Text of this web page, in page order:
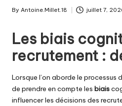
Posted
By Antoine.Millet.18 juillet 7,
Les biais
recrutement :
Lorsque l’on aborde le processus
de prendre en compte les biais
influencer les décisions des